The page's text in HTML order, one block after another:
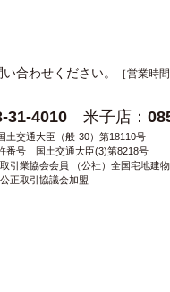
合わせください。
［営業時
31-4010 米子店：
交通大臣（般-30）第18110号
番号 国土交通大臣(3)第8218号
取引業協会会員 （公社）全国宅地建
正取引協議会加盟